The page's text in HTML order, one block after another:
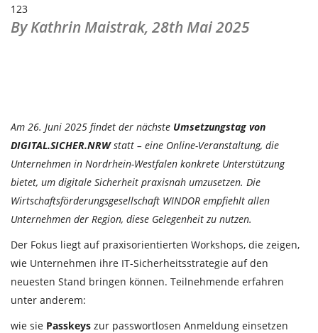
123
By Kathrin Maistrak, 28th Mai 2025
Am 26. Juni 2025 findet der nächste Umsetzungstag von
DIGITAL.SICHER.NRWstatt – eine Online-Veranstaltung, die
Unternehmen in Nordrhein-Westfalen konkrete Unterstützung
bietet, um digitale Sicherheit praxisnah umzusetzen. Die
Wirtschaftsförderungsgesellschaft WINDOR empfiehlt allen
Unternehmen der Region, diese Gelegenheit zu nutzen.
Der Fokus liegt auf praxisorientierten Workshops, die zeigen,
wie Unternehmen ihre IT-Sicherheitsstrategie auf den
neuesten Stand bringen können. Teilnehmende erfahren
unter anderem:
wie sie Passkeys zur passwortlosen Anmeldung einsetzen